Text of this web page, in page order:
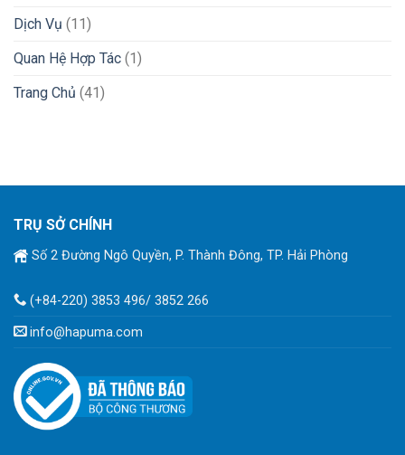
Dịch Vụ (11)
Quan Hệ Hợp Tác (1)
Trang Chủ (41)
TRỤ SỞ CHÍNH
Số 2 Đường Ngô Quyền, P. Thành Đông, TP. Hải Phòng
(+84-220) 3853 496/ 3852 266
info@hapuma.com